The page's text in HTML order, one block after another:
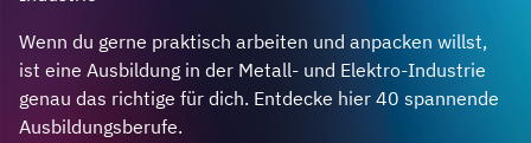
Wenn du gerne praktisch arbeiten und anpacken willst,
ist eine Ausbildung in der Metall- und Elektro-Industrie
genau das richtige für dich. Entdecke hier 40 spannende
Ausbildungsberufe.